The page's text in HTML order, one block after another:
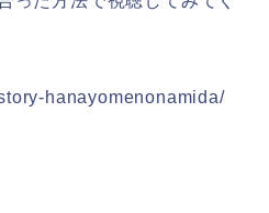
hanayomenonamida/